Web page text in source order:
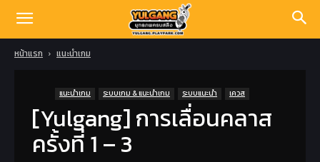
หน้าแรก แนะนำเกม
แนะนำเกม ระบบเกม & แนะนำเกม ระบบแนะนำ เควส
[Yulgang] การเลื่อนคลาส
ครั้งที่ 1 – 3